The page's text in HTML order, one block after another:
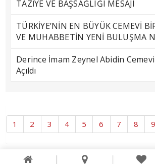
TAZİYE VE BAŞSAĞLIĞI MESAJI
TÜRKİYE’NİN EN BÜYÜK CEMEVİ
VE MUHABBETİN YENİ BULUŞMA
Derince İmam Zeynel Abidin
Açıldı
1 2 3 4 5 6 7 8 9